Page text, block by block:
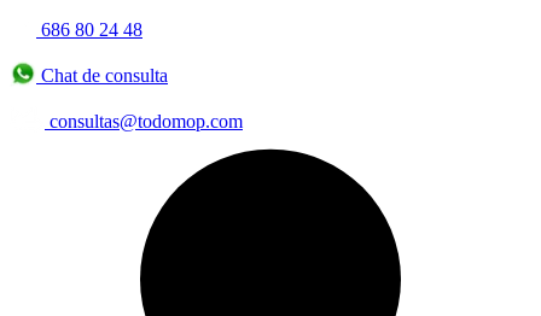
686 80 24 48
Chat de consulta
consultas@todomop.com